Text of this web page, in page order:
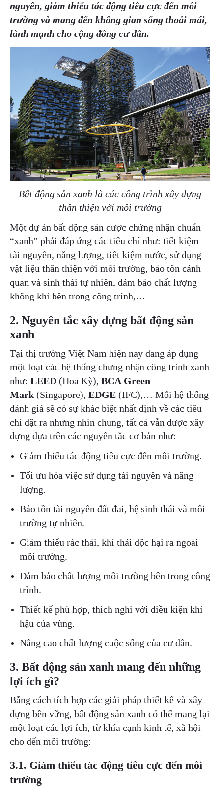
nguyên, giảm thiểu tác động tiêu cực đến môi
trường và mang đến không gian sống thoải mái,
lành mạnh cho cộng đồng cư dân.
Bất động sản xanh là các công trình xây dựng
thân thiện với môi trường
Một dự án bất động sản được chứng nhận chuẩn
“xanh” phải đáp ứng các tiêu chí như: tiết kiệm
tài nguyên, năng lượng, tiết kiệm nước, sử dụng
vật liệu thân thiện với môi trường, bảo tồn cảnh
quan và sinh thái tự nhiên, đảm bảo chất lượng
không khí bên trong công trình,…
2. Nguyên tắc xây dựng bất động sản
xanh
Tại thị trường Việt Nam hiện nay đang áp dụng
một loạt các hệ thống chứng nhận công trình xanh
như: LEED (Hoa Kỳ), BCA Green
Mark (Singapore), EDGE (IFC),… Mỗi hệ thống
đánh giá sẽ có sự khác biệt nhất định về các tiêu
chí đặt ra nhưng nhìn chung, tất cả vẫn được xây
dựng dựa trên các nguyên tắc cơ bản như:
Giảm thiểu tác động tiêu cực đến môi trường.
Tối ưu hóa việc sử dụng tài nguyên và năng
lượng.
Bảo tồn tài nguyên đất đai, hệ sinh thái và môi
trường tự nhiên.
Giảm thiểu rác thải, khí thải độc hại ra ngoài
môi trường.
Đảm bảo chất lượng môi trường bên trong công
trình.
Thiết kế phù hợp, thích nghi với điều kiện khí
hậu của vùng.
Nâng cao chất lượng cuộc sống của cư dân.
3. Bất động sản xanh mang đến những
lợi ích gì?
Bằng cách tích hợp các giải pháp thiết kế và xây
dựng bền vững, bất động sản xanh có thể mang lại
một loạt các lợi ích, từ khía cạnh kinh tế, xã hội
cho đến môi trường:
3.1. Giảm thiểu tác động tiêu cực đến môi
trường
Tên công ty
Chi tiết nhu cầu
Gửi yêu cầu